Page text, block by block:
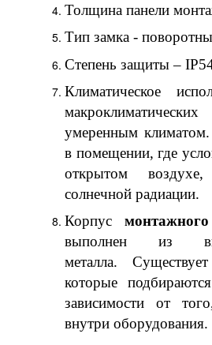
Толщина панели
Тип замка -
Степень защиты –
Климатическое
умеренным
в помещении, где
открытом
солнечной радиации.
Корпус
выполнен из
металла.
которые
зависимости от
внутри оборудования.